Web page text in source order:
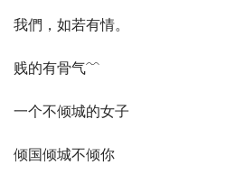
我們，如若有情。
贱的有骨气﹌
一个不倾城的女子
倾国倾城不倾你